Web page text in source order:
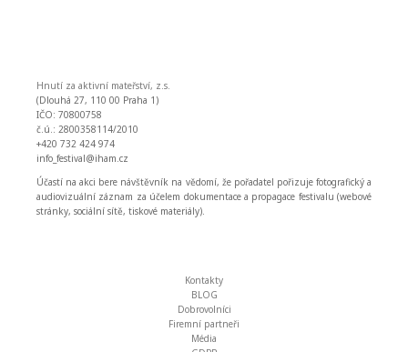
Hnutí za aktivní mateřství, z.s.
(Dlouhá 27, 110 00 Praha 1)
IČO: 70800758
č.ú.: 2800358114/2010
+420 732 424 974
info_festival@iham.cz
Účastí na akci bere návštěvník na vědomí, že pořadatel pořizuje fotografický a
audiovizuální záznam za účelem dokumentace a propagace festivalu (webové
stránky, sociální sítě, tiskové materiály).
Kontakty
BLOG
Dobrovolníci
Firemní partneři
Média